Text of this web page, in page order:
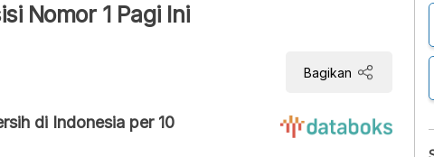
Nomor 1 Pagi Ini
Bagikan
di Indonesia per 10